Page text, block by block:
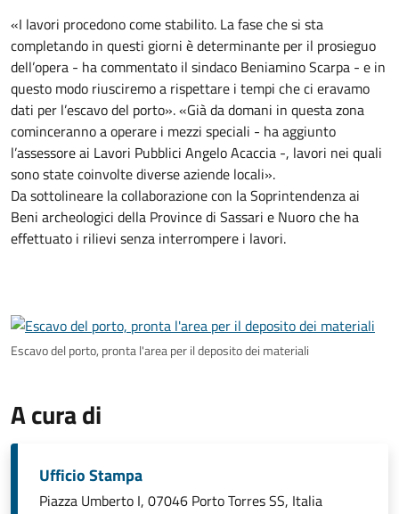
«I lavori procedono come stabilito. La fase che si sta
completando in questi giorni è determinante per il prosieguo
dell’opera - ha commentato il sindaco Beniamino Scarpa - e in
questo modo riusciremo a rispettare i tempi che ci eravamo
dati per l’escavo del porto». «Già da domani in questa zona
cominceranno a operare i mezzi speciali - ha aggiunto
l’assessore ai Lavori Pubblici Angelo Acaccia -, lavori nei quali
sono state coinvolte diverse aziende locali».
Da sottolineare la collaborazione con la Soprintendenza ai
Beni archeologici della Province di Sassari e Nuoro che ha
effettuato i rilievi senza interrompere i lavori.
Escavo del porto, pronta l'area per il deposito dei materiali
A cura di
Ufficio Stampa
Piazza Umberto I, 07046 Porto Torres SS, Italia